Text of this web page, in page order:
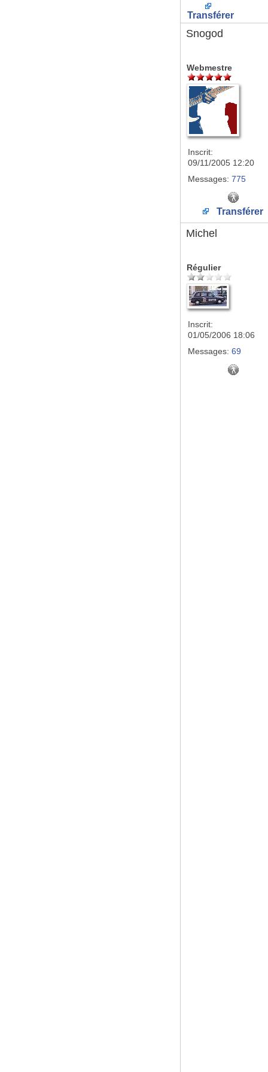
Transférer
Snogod
Webmestre
Inscrit:
09/11/2005 12:20
Messages: 775
Transférer
Michel
Régulier
Inscrit:
01/05/2006 18:06
Messages: 69